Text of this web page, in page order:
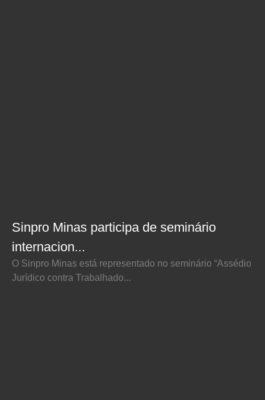
Sinpro Minas participa de seminário
internacion...
O Sinpro Minas está representado no seminário “Assédio
Jurídico contra Trabalhado...